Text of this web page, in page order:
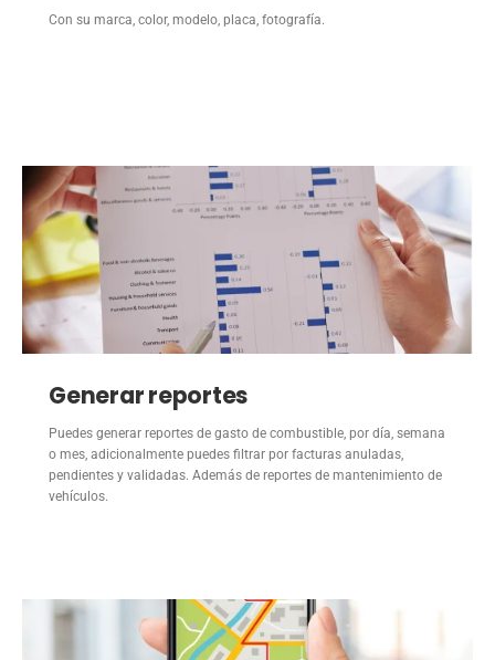
Con su marca, color, modelo, placa, fotografía.
Generar reportes
Puedes generar reportes de gasto de combustible, por día, semana
o mes, adicionalmente puedes filtrar por facturas anuladas,
pendientes y validadas. Además de reportes de mantenimiento de
vehículos.